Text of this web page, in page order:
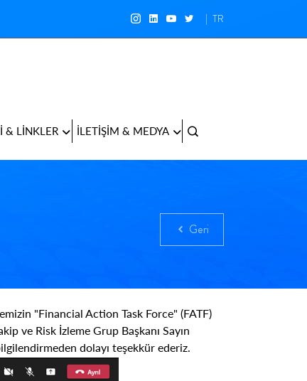
TR
& LİNKLER İLETİŞİM & MEDYA
Geri
"Financial Action Task Force" (FATF)
ve Risk İzleme Grup Başkanı Sayın
dolayı teşekkür ederiz.